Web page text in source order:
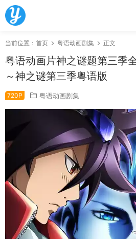
当前位置： 首页 粤语动画剧集 正文
粤语动画片神之谜题第三季
～神之谜第三季粤语版
720P 粤语动画剧集